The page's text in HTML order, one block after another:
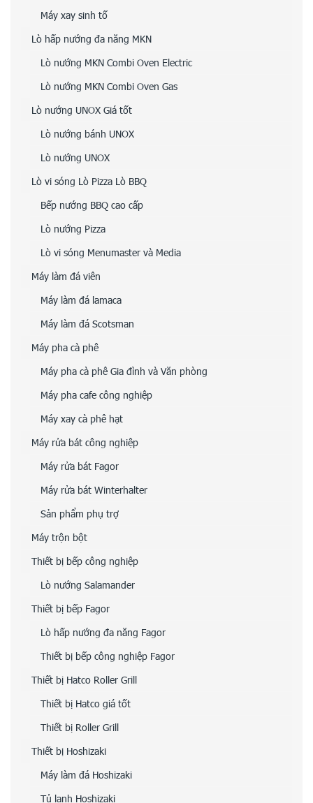
Máy xay sinh tố
Lò hấp nướng đa năng MKN
Lò nướng MKN Combi Oven Electric
Lò nướng MKN Combi Oven Gas
Lò nướng UNOX Giá tốt
Lò nướng bánh UNOX
Lò nướng UNOX
Lò vi sóng Lò Pizza Lò BBQ
Bếp nướng BBQ cao cấp
Lò nướng Pizza
Lò vi sóng Menumaster và Media
Máy làm đá viên
Máy làm đá lamaca
Máy làm đá Scotsman
Máy pha cà phê
Máy pha cà phê Gia đình và Văn phòng
Máy pha cafe công nghiệp
Máy xay cà phê hạt
Máy rửa bát công nghiệp
Máy rửa bát Fagor
Máy rửa bát Winterhalter
Sản phẩm phụ trợ
Máy trộn bột
Thiết bị bếp công nghiệp
Lò nướng Salamander
Thiết bị bếp Fagor
Lò hấp nướng đa năng Fagor
Thiết bị bếp công nghiệp Fagor
Thiết bị Hatco Roller Grill
Thiết bị Hatco giá tốt
Thiết bị Roller Grill
Thiết bị Hoshizaki
Máy làm đá Hoshizaki
Tủ lạnh Hoshizaki